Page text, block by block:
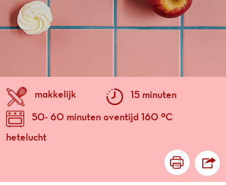
makkelijk
15 minuten
50- 60 minuten oventijd 160 ºC
hetelucht